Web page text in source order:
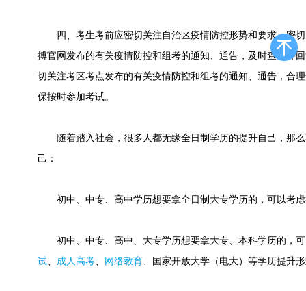
四、考生考前应密切关注自治区疫情防控形势和要求，密切
搏官网发布的有关疫情防控和组考的通知、通告，及时查看并
切关注考区考点发布的有关疫情防控和组考的通知、通告，合
保按时参加考试。
随着踏入社会，很多人都无缘全日制学历的提升自己，那么
己：
初中、中专、高中学历想要拿全日制大专学历的，可以考虑
初中、中专、高中、大专学历想要拿大专、本科学历的，可
试、 成人高考、 网络教育、国家开放大学（电大）等学历提升